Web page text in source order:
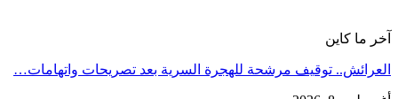
آخر ما كاين
العرائش.. توقيف مرشحة للهجرة السرية بعد تصريحات واتهامات…